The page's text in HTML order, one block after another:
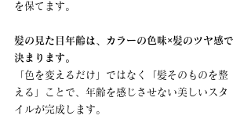
を保てます。
髪の見た目年齢は、カラーの色味×髪のツヤ感で
決まります。
「色を変えるだけ」ではなく「髪そのものを整
える」ことで、年齢を感じさせない美しいスタ
イルが完成します。